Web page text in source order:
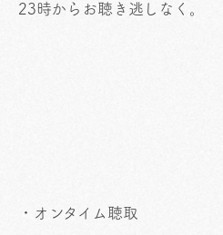
23時からお聴き逃しなく。
・オンタイム聴取